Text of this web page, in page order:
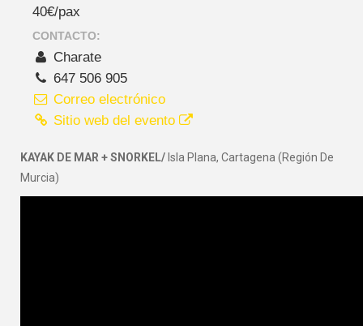
40€/pax
CONTACTO:
Charate
647 506 905
Correo electrónico
Sitio web del evento
KAYAK DE MAR + SNORKEL/ Isla Plana, Cartagena (Región De
Murcia)